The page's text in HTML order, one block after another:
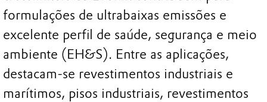
formulações de ultrabaixas emissões e
excelente perfil de saúde, segurança e meio
ambiente (EH&S). Entre as aplicações,
destacam-se revestimentos industriais e
marítimos, pisos industriais, revestimentos